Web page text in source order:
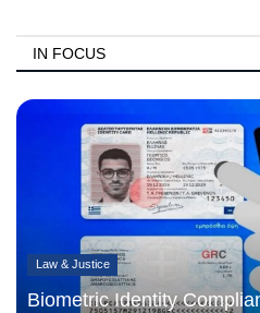
IN FOCUS
Law & Justice
Biometric Identity